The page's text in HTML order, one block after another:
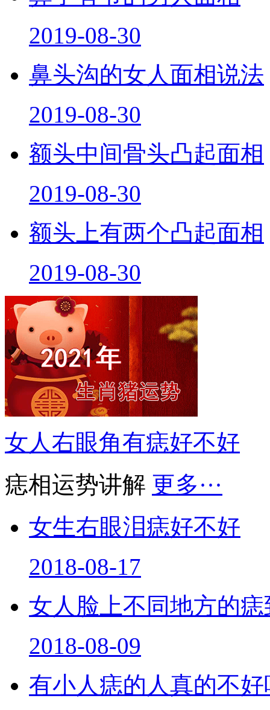
2019-08-30
鼻头沟的女人面相说法
2019-08-30
额头中间骨头凸起面相
2019-08-30
额头上有两个凸起面相
2019-08-30
女人右眼角有痣好不好
痣相运势讲解 更多···
女生右眼泪痣好不好
2018-08-17
女人脸上不同地方的
2018-08-09
有小人痣的人真的不好